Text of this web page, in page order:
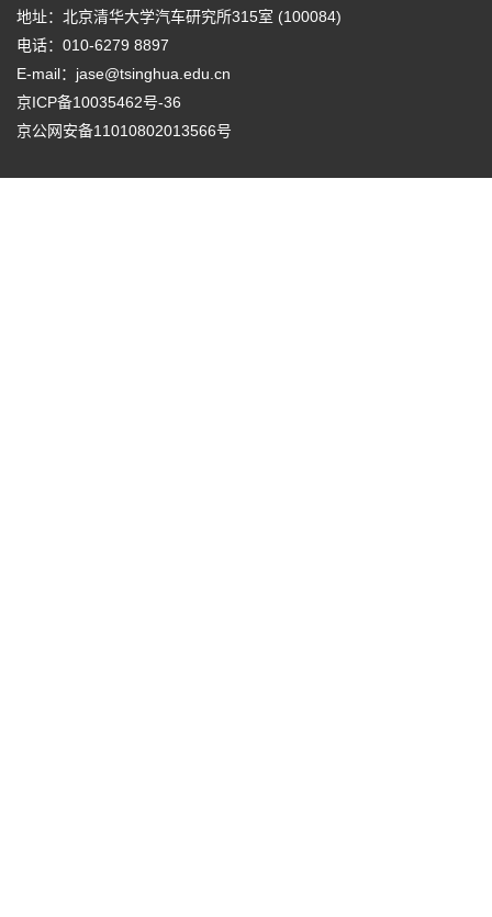
地址：北京清华大学汽车研究所315室 (100084)
电话：010-6279 8897
E-mail： jase@tsinghua.edu.cn
京ICP备10035462号-36
京公网安备11010802013566号